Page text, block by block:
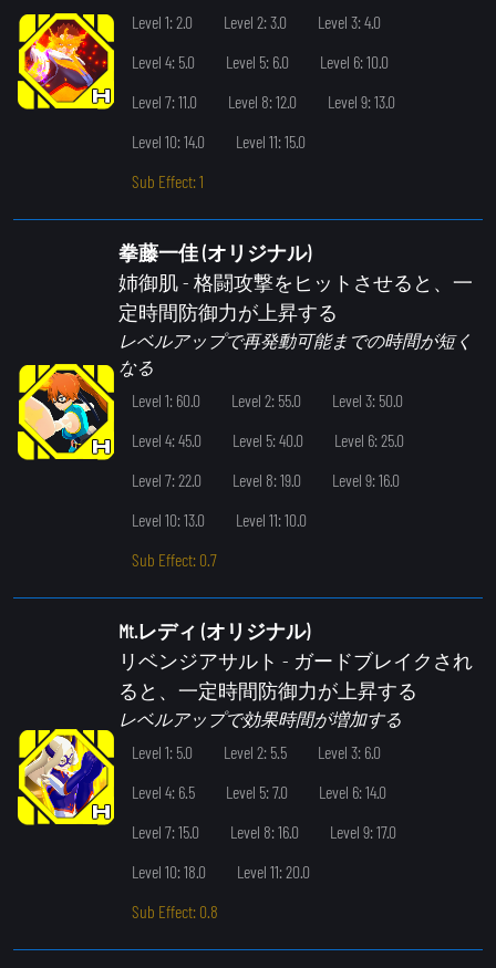
Level 1: 2.0 Level 2: 3.0
Level 3: 4.0
Level 4: 5.0
Level 5: 6.0
Level 6: 10.0
Level 7: 11.0
Level 8: 12.0
Level 9: 13.0
Level 10: 14.0
Level 11: 15.0
Sub Effect: 1
拳藤一佳 (オリジナル)
姉御肌- 格闘攻撃をヒットさせると、一
定時間防御力が上昇する
レベルアップで再発動可能までの時間が短く
なる
Level 1: 60.0
Level 2: 55.0
Level 3: 50.0
Level 4: 45.0
Level 5: 40.0
Level 6: 25.0
Level 7: 22.0
Level 8: 19.0
Level 9: 16.0
Level 10: 13.0
Level 11: 10.0
Sub Effect: 0.7
Mt.レディ (オリジナル)
リベンジアサルト - ガードブレイクされ
ると、一定時間防御力が上昇する
レベルアップで効果時間が増加する
Level 1: 5.0
Level 2: 5.5
Level 3: 6.0
Level 4: 6.5
Level 5: 7.0
Level 6: 14.0
Level 7: 15.0
Level 8: 16.0
Level 9: 17.0
Level 10: 18.0
Level 11: 20.0
Sub Effect: 0.8